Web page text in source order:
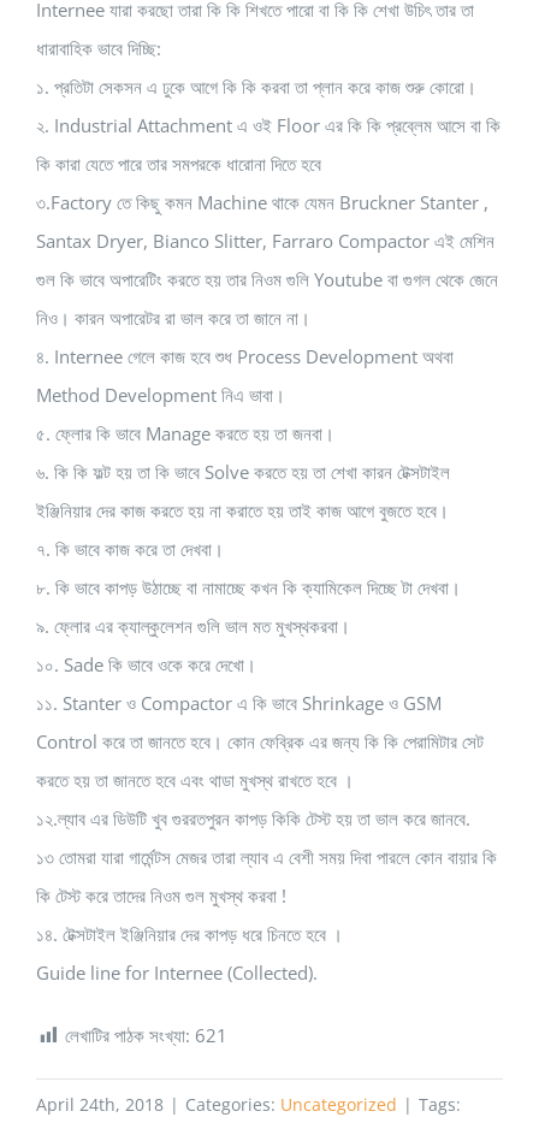
Internee যারা করছো তারা কি কি শিখতে পারো বা কি কি শেখা উচিৎ তার তা
ধারাবাহিক ভাবে দিচ্ছি:
১. প্রতিটা সেকসন এ ঢুকে আগে কি কি করবা তা প্লান করে কাজ শুরু কোরো।
২. Industrial Attachment এ ওই Floor এর কি কি প্রব্লেম আসে বা কি
কি কারা যেতে পারে তার সমপরকে ধারোনা দিতে হবে
৩.Factory তে কিছু কমন Machine থাকে যেমন Bruckner Stanter ,
Santax Dryer, Bianco Slitter, Farraro Compactor এই মেশিন
গুল কি ভাবে অপারেটিং করতে হয় তার নিওম গুলি Youtube বা গুগল থেকে জেনে
নিও। কারন অপারেটর রা ভাল করে তা জানে না।
৪. Internee গেলে কাজ হবে শুধ Process Development অথবা
Method Development নিএ ভাবা।
৫. ফ্লোর কি ভাবে Manage করতে হয় তা জনবা।
৬. কি কি ফল্ট হয় তা কি ভাবে Solve করতে হয় তা শেখা কারন টেক্সটাইল
ইঞ্জিনিয়ার দের কাজ করতে হয় না করাতে হয় তাই কাজ আগে বুজতে হবে।
৭. কি ভাবে কাজ করে তা দেখবা।
৮. কি ভাবে কাপড় উঠাচ্ছে বা নামাচ্ছে কখন কি ক্যামিকেল দিচ্ছে টা দেখবা।
৯. ফ্লোর এর ক্যাল্কুলেশন গুলি ভাল মত মুখস্থকরবা।
১০. Sade কি ভাবে ওকে করে দেখো।
১১. Stanter ও Compactor এ কি ভাবে Shrinkage ও GSM
Control করে তা জানতে হবে। কোন ফেব্রিক এর জন্য কি কি পেরামিটার সেট
করতে হয় তা জানতে হবে এবং থাডা মুখস্থ রাখতে হবে ।
১২.ল্যাব এর ডিউটি খুব গুররতপুরন কাপড় কিকি টেস্ট হয় তা ভাল করে জানবে.
১৩ তোমরা যারা গার্মেন্টস মেজর তারা ল্যাব এ বেশী সময় দিবা পারলে কোন বায়ার কি
কি টেস্ট করে তাদের নিওম গুল মুখস্থ করবা !
১৪. টেক্সটাইল ইঞ্জিনিয়ার দের কাপড় ধরে চিনতে হবে ।
Guide line for Internee (Collected).
লেখাটির পাঠক সংখ্যা: 621
April 24th, 2018 | Categories: Uncategorized | Tags: